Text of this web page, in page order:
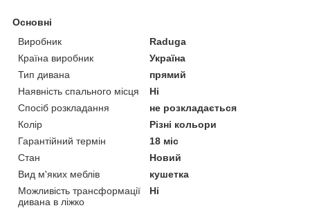
Основні
Виробник
Raduga
Країна виробник
Україна
Тип дивана
прямий
Наявність спального місця
Ні
Спосіб розкладання
не розкладається
Колір
Різні кольори
Гарантійний термін
18 міс
Стан
Новий
Вид м'яких меблів
кушетка
Можливість трансформації
дивана в ліжко
Ні